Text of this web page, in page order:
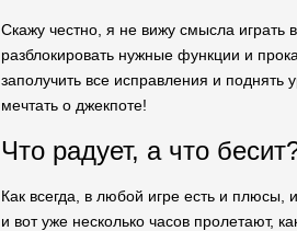
Скажу честно, я не вижу смысла играть
разблокировать нужные функции и
заполучить все исправления и
мечтать о джекпоте!
Что радует, а что
Как всегда, в любой игре есть и
и вот уже несколько часов пролетают,